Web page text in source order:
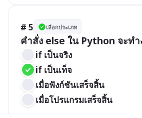
# 5 เลือกประเภท
คำสั่ง else ใน Python จะทำ
if เป็นจริง
if เป็นเท็จ
เมื่อฟังก์ชันเสร็จสิ้น
เมื่อโปรแกรมเสร็จสิ้น